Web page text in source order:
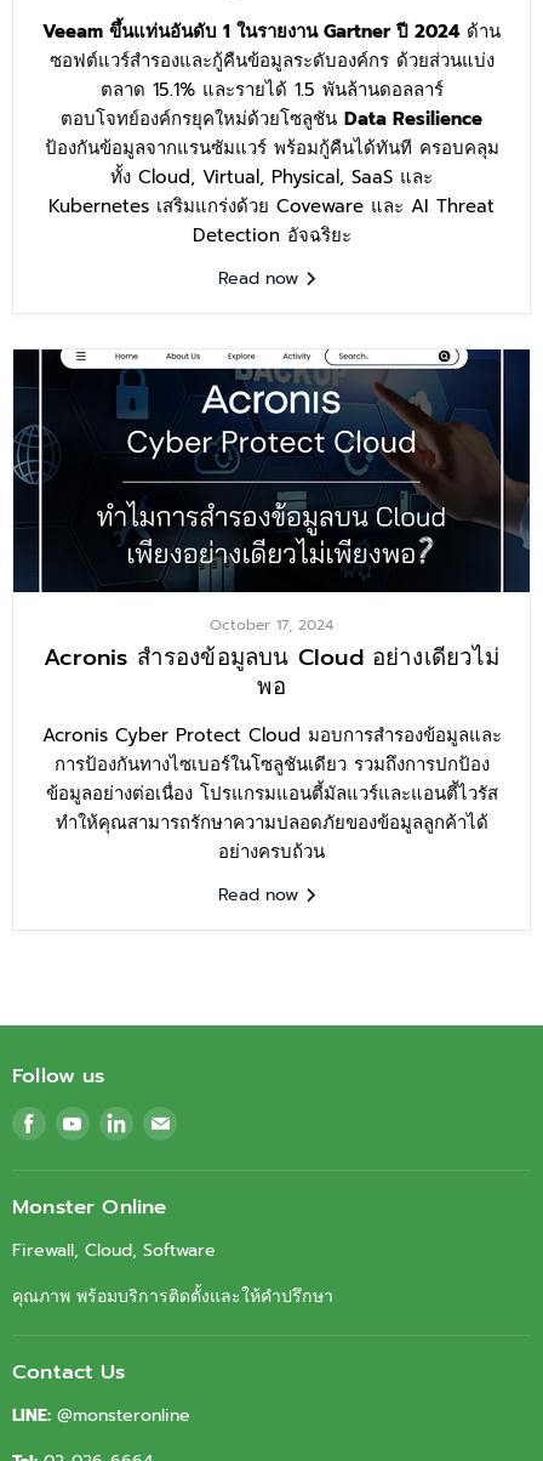
Veeam ขึ้นแท่นอันดับ 1 ในรายงาน Gartner ปี 2024ด้าน
ซอฟต์แวร์สำรองและกู้คืนข้อมูลระดับองค์กร ด้วยส่วนแบ่ง
ตลาด 15.1% และรายได้ 1.5 พันล้านดอลลาร์
ตอบโจทย์องค์กรยุคใหม่ด้วยโซลูชัน Data Resilience
ป้องกันข้อมูลจากแรนซัมแวร์ พร้อมกู้คืนได้ทันที ครอบคลุม
ทั้ง Cloud, Virtual, Physical, SaaS และ
Kubernetes เสริมแกร่งด้วย Coveware และ AI Threat
Detection อัจฉริยะ
Read now
October 17, 2024
Acronis สำรองข้อมูลบน Cloud อย่างเดียวไม่
พอ
Acronis Cyber Protect Cloud มอบการสำรองข้อมูลและ
การป้องกันทางไซเบอร์ในโซลูชันเดียว รวมถึงการปกป้อง
ข้อมูลอย่างต่อเนื่อง โปรแกรมแอนตี้มัลแวร์และแอนตี้ไวรัส
ทำให้คุณสามารถรักษาความปลอดภัยของข้อมูลลูกค้าได้
อย่างครบถ้วน
Read now
Follow us
Find
us
on
Facebook
Find
us
on
Youtube
Find
us
on
LinkedIn
Find
on
Monster Online
Firewall, Cloud, Software
คุณภาพ พร้อมบริการติดตั้งและให้คำปรึกษา
Contact Us
LINE: @monsteronline